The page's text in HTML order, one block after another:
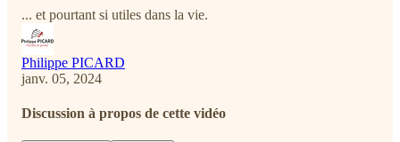
... et pourtant si utiles dans la vie.
Philippe PICARD
janv. 05, 2024
Discussion à propos de cette vidéo